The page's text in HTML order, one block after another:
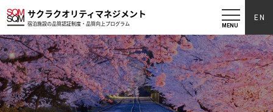
サクラクオリティマネジメント
宿泊施設の品質認証制度・品質向上プログラム MENU
EN